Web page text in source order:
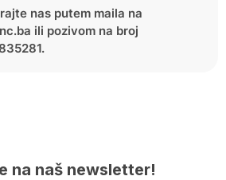
nas putem maila na
ili pozivom na broj
na naš newsletter!